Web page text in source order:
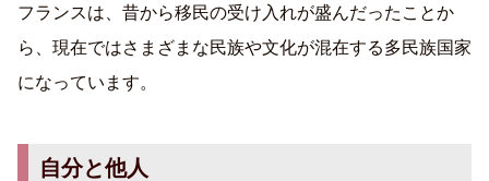
フランスは、昔から移民の受け入れが盛んだったことか
ら、現在ではさまざまな民族や文化が混在する多民族国家
になっています。
自分と他人